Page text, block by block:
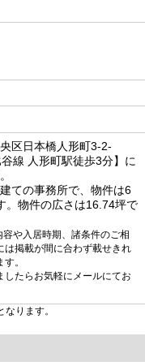
区日本橋人形町3-2-
線 人形町駅徒歩3分】に
ての事務所で、物件は6
。物件の広さは16.74坪で
や入居時期、諸条件のご相
は掲載が間に合わず載せきれ
。
したらお気軽にメールにてお
ります。